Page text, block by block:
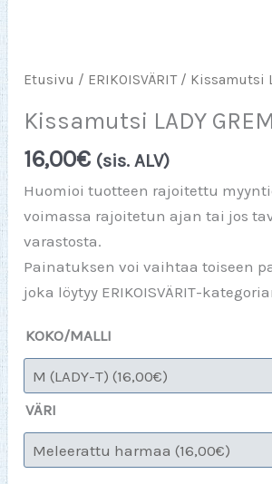
Etusivu / ERIKOISVÄRIT/ Kissamutsi
Kissamutsi LADY
16,00€ (sis. ALV)
Huomioi tuotteen rajoitettu
voimassa rajoitetun ajan tai jos
varastosta.
Painatuksen voi vaihtaa toiseen
joka löytyy ERIKOISVÄRIT-
KOKO/MALLI
VÄRI